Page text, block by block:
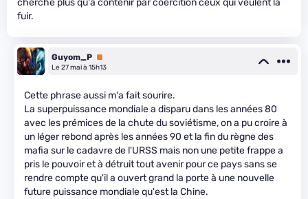
cherche plus qu'à contenir par coercition ceux qui veulent la
fuir.
Guyom_P Premium
Le 27 mai à 15h13
Cette phrase aussi m'a fait sourire.
La superpuissance mondiale a disparu dans les années 80
avec les prémices de la chute du soviétisme, on a pu croire à
un léger rebond après les années 90 et la fin du règne des
mafia sur le cadavre de l'URSS mais non une petite frappe a
pris le pouvoir et à détruit tout avenir pour ce pays sans se
rendre compte qu'il a ouvert grand la porte à une nouvelle
future puissance mondiale qu'est la Chine.